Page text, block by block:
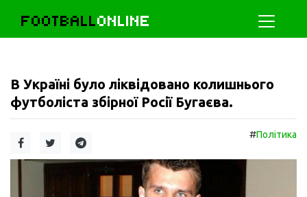
FOOTBALLONLINE
В Україні було ліквідовано колишнього
футболіста збірної Росії Бугаєва.
#Політика